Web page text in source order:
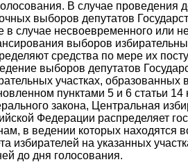
В случае проведения
выборов депутатов
в случае несвоевременного или
выборов
средства по мере их
выборов депутатов
участках, образованных
пунктами 5 и 6 статьи 14
закона, Центральная
Федерации распределяет
в ведении которых находятся
избирателей на указанных
до дня голосования.